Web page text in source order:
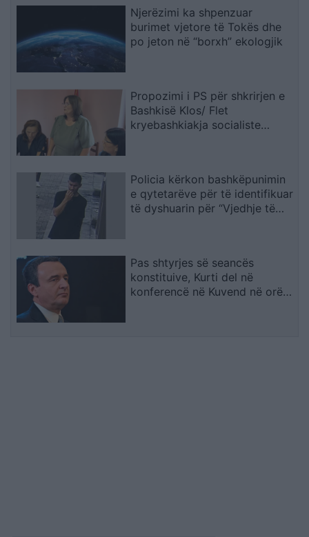
Njerëzimi ka shpenzuar
burimet vjetore të Tokës dhe
po jeton në “borxh” ekologjik
Propozimi i PS për shkrirjen e
Bashkisë Klos/ Flet
kryebashkiakja socialiste
janë kundër, unë jam me ta
(VIDEO)
Policia kërkon bashkëpunimin
e qytetarëve për të identifikuar
të dyshuarin për “Vjedhje të
Pas shtyrjes së seancës
konstituive, Kurti del në
konferencë në Kuvend në orën